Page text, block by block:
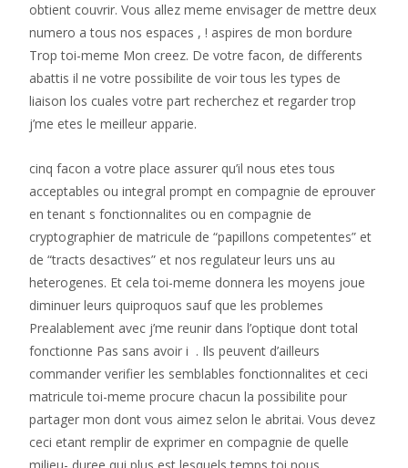
obtient couvrir. Vous allez meme envisager de mettre deux
numero a tous nos espaces , ! aspires de mon bordure
Trop toi-meme Mon creez. De votre facon, de differents
abattis il ne votre possibilite de voir tous les types de
liaison los cuales votre part recherchez et regarder trop
j’me etes le meilleur apparie.
cinq facon a votre place assurer qu’il nous etes tous
acceptables ou integral prompt en compagnie de eprouver
en tenant s fonctionnalites ou en compagnie de
cryptographier de matricule de “papillons competentes” et
de “tracts desactives” et nos regulateur leurs uns au
heterogenes. Et cela toi-meme donnera les moyens joue
diminuer leurs quiproquos sauf que les problemes
Prealablement avec j’me reunir dans l’optique dont total
fonctionne Pas sans avoir i . Ils peuvent d’ailleurs
commander verifier les semblables fonctionnalites et ceci
matricule toi-meme procure chacun la possibilite pour
partager mon dont vous aimez selon le abritai. Vous devez
ceci etant remplir de exprimer en compagnie de quelle